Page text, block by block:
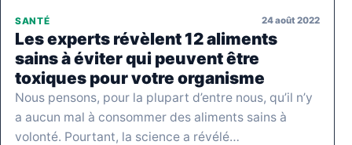
SANTÉ 24 août 2022
Les experts révèlent 12 aliments
sains à éviter qui peuvent être
toxiques pour votre organisme
Nous pensons, pour la plupart d’entre nous, qu’il n’y
a aucun mal à consommer des aliments sains à
volonté. Pourtant, la science a révélé…